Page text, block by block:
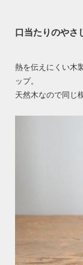
口当たりのやさ
熱を伝えにくい木
ップ。
天然木なので同じ